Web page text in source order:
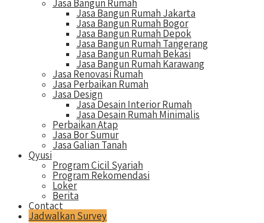
Jasa Bangun Rumah
Jasa Bangun Rumah Jakarta
Jasa Bangun Rumah Bogor
Jasa Bangun Rumah Depok
Jasa Bangun Rumah Tangerang
Jasa Bangun Rumah Bekasi
Jasa Bangun Rumah Karawang
Jasa Renovasi Rumah
Jasa Perbaikan Rumah
Jasa Design
Jasa Desain Interior Rumah
Jasa Desain Rumah Minimalis
Perbaikan Atap
Jasa Bor Sumur
Jasa Galian Tanah
Qyusi
Program Cicil Syariah
Program Rekomendasi
Loker
Berita
Contact
Jadwalkan Survey